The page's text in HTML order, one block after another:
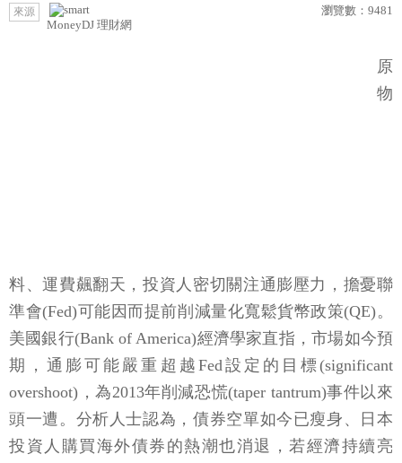
來源
MoneyDJ 理財網
瀏覽數： 9481
原
物
料、運費飆翻天，投資人密切關注通膨壓力，擔憂聯
準會(Fed)可能因而提前削減量化寬鬆貨幣政策(QE)。
美國銀行(Bank of America)經濟學家直指，市場如今預
期，通膨可能嚴重超越Fed設定的目標(significant
overshoot)，為2013年削減恐慌(taper tantrum)事件以來
頭一遭。分析人士認為，債券空單如今已瘦身、日本
投資人購買海外債券的熱潮也消退，若經濟持續亮